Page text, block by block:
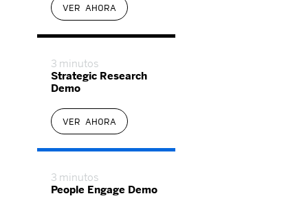
VER AHORA
3 minutos
Strategic Research
Demo
VER AHORA
3 minutos
People Engage Demo